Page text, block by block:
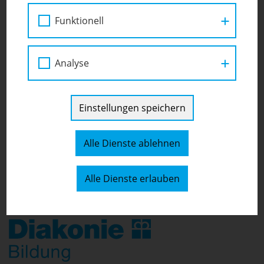
Karlsplatz 14/1 1040 Wien
Auf Karte anzeigen
Funktionell
Analyse
Einstellungen speichern
Alle Dienste ablehnen
Alle Dienste erlauben